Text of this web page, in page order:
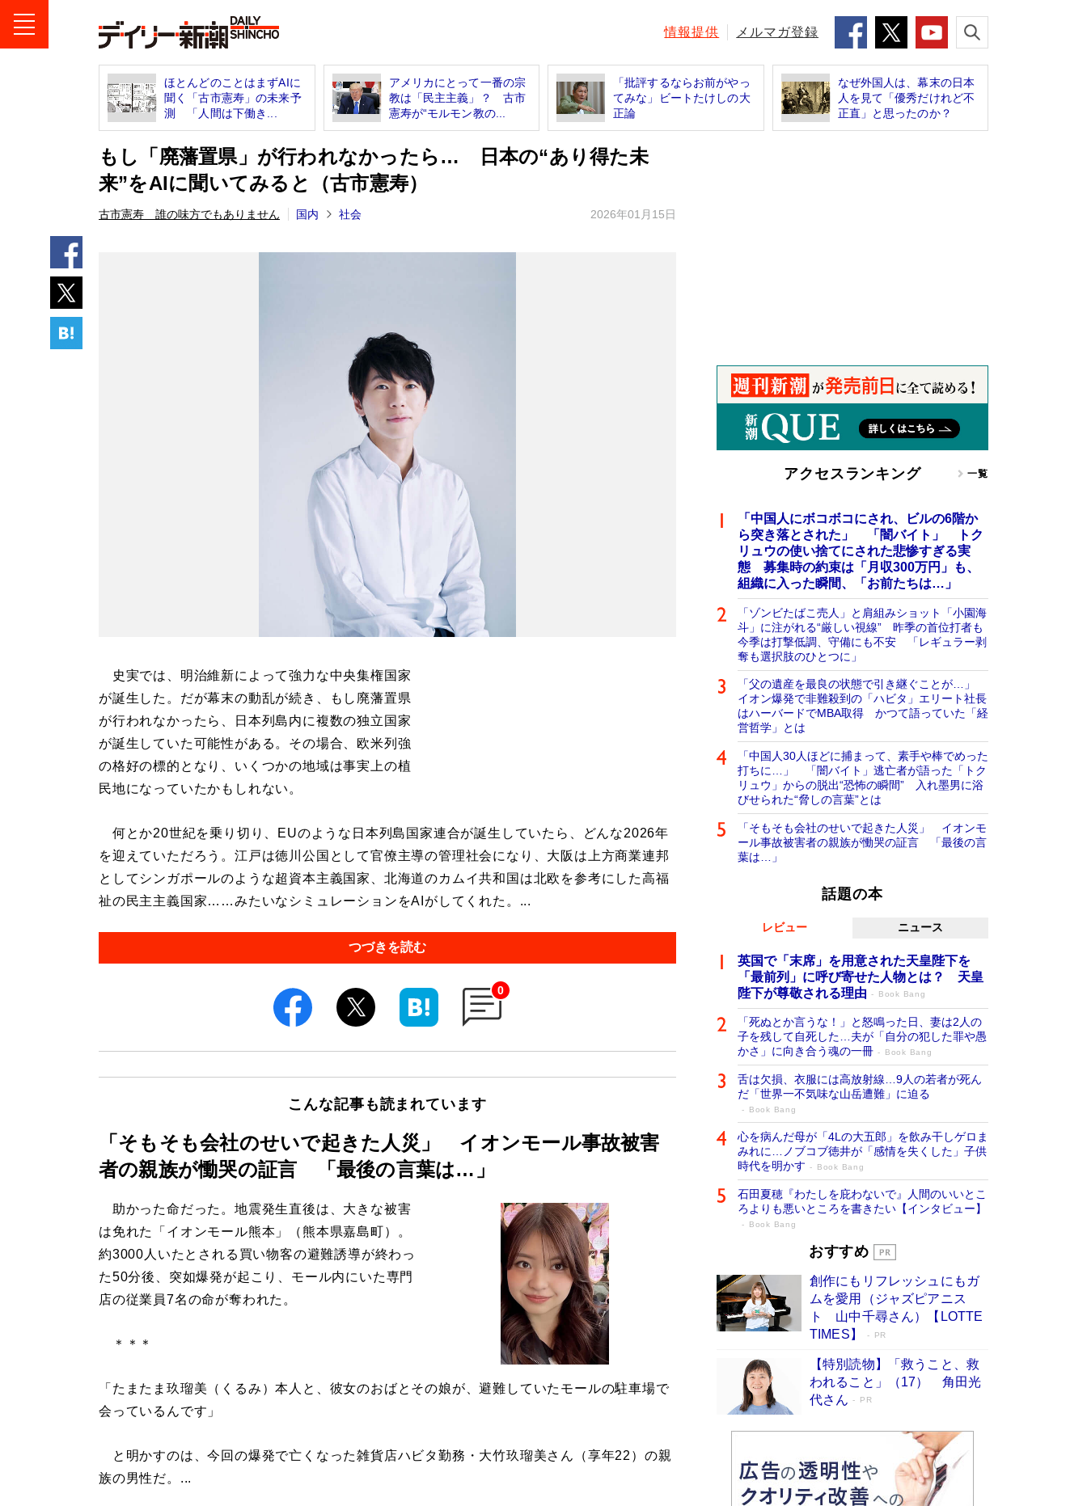
情報提供 メルマガ登録
ほとんどのことはまずAIに
聞く「古市憲寿」の未来予
測 「人間は下働き...
アメリカにとって一番の宗
教は「民主主義」？ 古市
憲寿が“モルモン教の...
「批評するならお前がやっ
てみな」ビートたけしの大
正論
なぜ外国人は、幕末の日本
人を見て「優秀だけれど不
正直」と思ったのか？
もし「廃藩置県」が行われなかったら… 日本の“あり得た未
来”をAIに聞いてみると（古市憲寿）
古市憲寿 誰の味方でもありません 国内 社会 2026年01月15日
史実では、明治維新によって強力な中央集権国家
が誕生した。だが幕末の動乱が続き、もし廃藩置県
が行われなかったら、日本列島内に複数の独立国家
が誕生していた可能性がある。その場合、欧米列強
の格好の標的となり、いくつかの地域は事実上の植
民地になっていたかもしれない。
何とか20世紀を乗り切り、EUのような日本列島国家連合が誕生していたら、どんな2026年
を迎えていただろう。江戸は徳川公国として官僚主導の管理社会になり、大阪は上方商業連邦
としてシンガポールのような超資本主義国家、北海道のカムイ共和国は北欧を参考にした高福
祉の民主主義国家……みたいなシミュレーションをAIがしてくれた。...
つづきを読む
0
こんな記事も読まれています
「そもそも会社のせいで起きた人災」 イオンモール事故被害
者の親族が慟哭の証言 「最後の言葉は…」
助かった命だった。地震発生直後は、大きな被害
は免れた「イオンモール熊本」（熊本県嘉島町）。
約3000人いたとされる買い物客の避難誘導が終わっ
た50分後、突如爆発が起こり、モール内にいた専門
店の従業員7名の命が奪われた。
＊＊＊
「たまたま玖瑠美（くるみ）本人と、彼女のおばとその娘が、避難していたモールの駐車場で
会っているんです」
と明かすのは、今回の爆発で亡くなった雑貨店ハビタ勤務・大竹玖瑠美さん（享年22）の親
族の男性だ。...
アクセスランキング 一覧
「中国人にボコボコにされ、ビルの6階か
ら突き落とされた」 「闇バイト」 トク
リュウの使い捨てにされた悲惨すぎる実
態 募集時の約束は「月収300万円」も、
組織に入った瞬間、「お前たちは…」
「ゾンビたばこ売人」と肩組みショット「小園海
斗」に注がれる“厳しい視線” 昨季の首位打者も
今季は打撃低調、守備にも不安 「レギュラー剥
奪も選択肢のひとつに」
「父の遺産を最良の状態で引き継ぐことが…」
イオン爆発で非難殺到の「ハビタ」エリート社長
はハーバードでMBA取得 かつて語っていた「経
営哲学」とは
「中国人30人ほどに捕まって、素手や棒でめった
打ちに…」 「闇バイト」逃亡者が語った「トク
リュウ」からの脱出“恐怖の瞬間” 入れ墨男に浴
びせられた“脅しの言葉”とは
「そもそも会社のせいで起きた人災」 イオンモ
ール事故被害者の親族が慟哭の証言 「最後の言
葉は…」
話題の本
レビュー ニュース
英国で「末席」を用意された天皇陛下を
「最前列」に呼び寄せた人物とは？ 天皇
陛下が尊敬される理由
Book Bang
「死ぬとか言うな！」と怒鳴った日、妻は2人の
子を残して自死した…夫が「自分の犯した罪や愚
かさ」に向き合う魂の一冊
Book Bang
舌は欠損、衣服には高放射線…9人の若者が死ん
だ「世界一不気味な山岳遭難」に迫る
Book Bang
心を病んだ母が「4Lの大五郎」を飲み干しゲロま
みれに…ノブコブ徳井が「感情を失くした」子供
時代を明かす
Book Bang
石田夏穂『わたしを庇わないで』人間のいいとこ
ろよりも悪いところを書きたい【インタビュー】
Book Bang
73歳でも働くしかない 「老後レス時代」
「『火垂るの墓』は、大嘘である」原作者が抱き
続けた“自責の念”とは…「自己憐憫は描きたくな
い」監督が徹底的にこだわったこと（後編） #
Book Bang
「なんで？ そんな馬鹿な……」90歳になった作
家・阿刀田高さんが、ひとり暮らしの生活を明か
す
Book Bang
人々が新たな一歩を踏み出す連作短篇集『海のほ
Book Bang
和田秀樹の70代、80代向け新書がベスト3を独
占 上半期1位にも選出［新書ベストセラー］
おすすめ
創作にもリフレッシュにもガ
ムを愛用（ジャズピアニス
ト 山中千尋さん）【LOTTE
TIMES】
PR
【特別読物】「救うこと、救
われること」（17） 角田光
代さん
PR